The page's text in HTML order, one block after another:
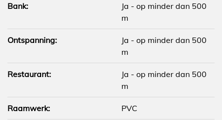
Bank:
Ja - op minder dan 500
m
Ontspanning:
Ja - op minder dan 500
m
Restaurant:
Ja - op minder dan 500
m
Raamwerk: PVC